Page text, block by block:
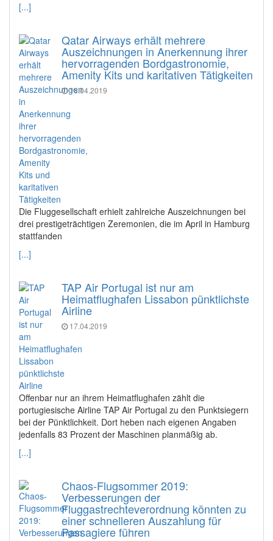
[...]
Qatar Airways erhält mehrere
Auszeichnungen in Anerkennung ihrer
hervorragenden Bordgastronomie,
Amenity Kits und karitativen Tätigkeiten
18.04.2019
Die Fluggesellschaft erhielt zahlreiche Auszeichnungen bei
drei prestigeträchtigen Zeremonien, die im April in Hamburg
stattfanden
[...]
TAP Air Portugal ist nur am
Heimatflughafen Lissabon pünktlichste
Airline
17.04.2019
Offenbar nur an ihrem Heimatflughafen zählt die
portugiesische Airline TAP Air Portugal zu den Punktsiegern
bei der Pünktlichkeit. Dort heben nach eigenen Angaben
jedenfalls 83 Prozent der Maschinen planmäßig ab.
[...]
Chaos-Flugsommer 2019:
Verbesserungen der
Fluggastrechteverordnung könnten zu
einer schnelleren Auszahlung für
Passagiere führen